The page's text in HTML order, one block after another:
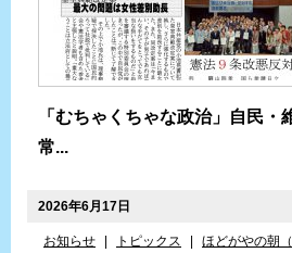
「むちゃくちゃな政治」自民
常...
2026年6月17日
お知らせ トピックス ほどがやの朝